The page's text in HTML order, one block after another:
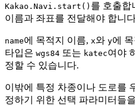
Kakao.Navi.start() 를 호출합
이름과 좌표를 전달해야 합니
name에 목적지 이름, x와 y에
타입은 wgs84 또는 katec여야
정할 수 있습니다.
이밖에 특정 차종이나 도로를
정하기 위한 선택 파라미터들